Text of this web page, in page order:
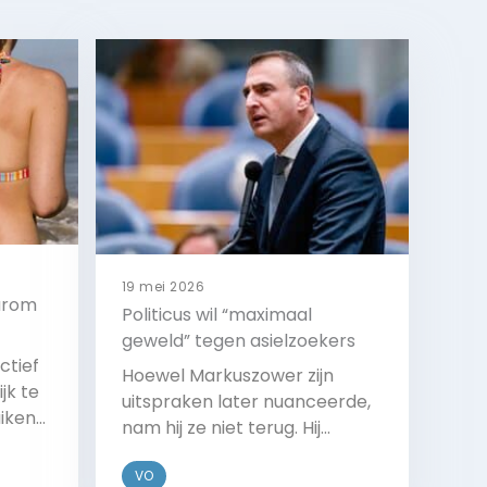
te
19 mei 2026
Politicus wil “maximaal
geweld” tegen asielzoekers
Hoewel Markuszower zijn
uitspraken later nuanceerde,
nam hij ze niet terug. Hij
marechaussee alle middelen
VO